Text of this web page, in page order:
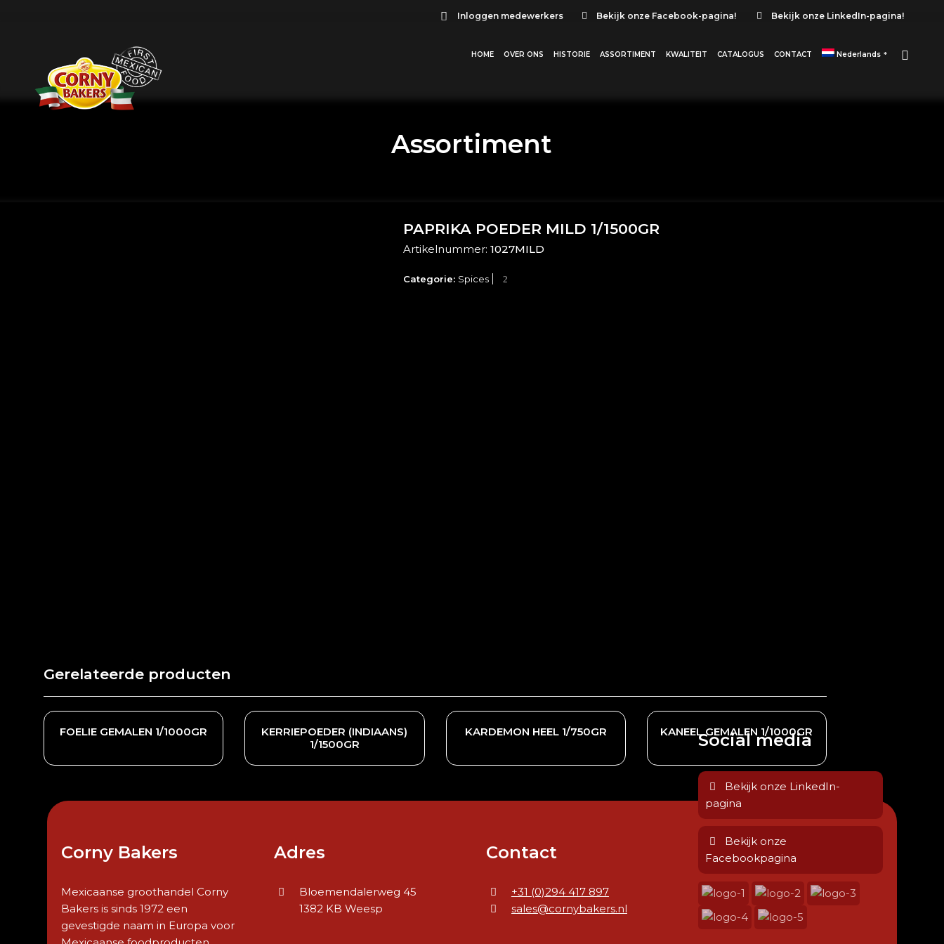
Inloggen medewerkers Bekijk onze Facebook-pagina! Bekijk onze LinkedIn-pagina!
HOME OVER ONS HISTORIE ASSORTIMENT KWALITEIT CATALOGUS CONTACT Nederlands
Assortiment
PAPRIKA POEDER MILD 1/1500GR
Artikelnummer:1027MILD
Categorie: Spices
Gerelateerde producten
FOELIE GEMALEN 1/1000GR
KERRIEPOEDER (INDIAANS)
1/1500GR
KARDEMON HEEL 1/750GR KANEEL GEMALEN 1/1000GR
Corny Bakers
Mexicaanse groothandel Corny
Bakers is sinds 1972 een
gevestigde naam in Europa voor
Adres
Bloemendalerweg 45
1382 KB Weesp
Contact
+31 (0)294 417 897
sales@cornybakers.nl
Social media
Bekijk onze LinkedIn-
pagina
Bekijk onze
Facebookpagina